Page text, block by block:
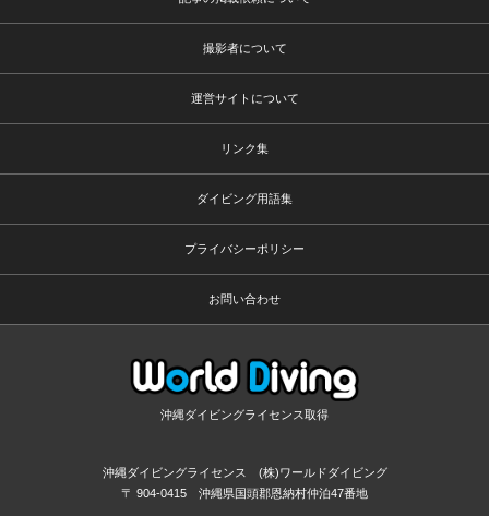
撮影者について
運営サイトについて
リンク集
ダイビング用語集
プライバシーポリシー
お問い合わせ
沖縄ダイビングライセンス取得
沖縄ダイビングライセンス (株)ワールドダイビング
〒 904-0415 沖縄県国頭郡恩納村仲泊47番地